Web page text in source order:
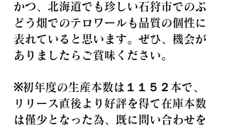
かつ、北海道でも珍しい石狩市でのぶ
どう畑でのテロワールも品質の個性に
表れていると思います。ぜひ、機会が
ありましたらご賞味ください。
※初年度の生産本数は１１５２本で、
リリース直後より好評を得て在庫本数
は僅少となった為、既に問い合わせを